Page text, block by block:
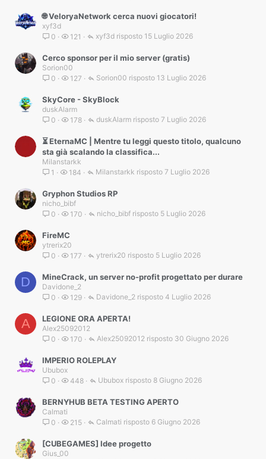
🌐 VeloryaNetwork cerca nuovi giocatori!
xyf3d
0
121 15 Luglio 2026
xyf3d
Cerco sponsor per il mio server (gratis)
Sorion00
0
127 13 Luglio 2026
Sorion00
SkyCore - SkyBlock
duskAlarm
0
178 7 Luglio 2026
duskAlarm
⏳ EternaMC | Mentre tu leggi questo titolo, qualcuno
sta già scalando la classifica...
Milanstarkk
1
184 7 Luglio 2026
Milanstarkk
Gryphon Studios RP
nicho_bibf
0
170 5 Luglio 2026
nicho_bibf
FireMC
ytrerix20
0
177 5 Luglio 2026
ytrerix20
D MineCrack, un server no-profit progettato per durare
Davidone_2
0
129 4 Luglio 2026
Davidone_2
A LEGIONE ORA APERTA!
Alex25092012
0
170 30 Giugno 2026
Alex25092012
IMPERIO ROLEPLAY
Ububox
0
448 8 Giugno 2026
Ububox
BERNYHUB BETA TESTING APERTO
Calmati
0
215 6 Giugno 2026
Calmati
[CUBEGAMES] Idee progetto
Gius_00